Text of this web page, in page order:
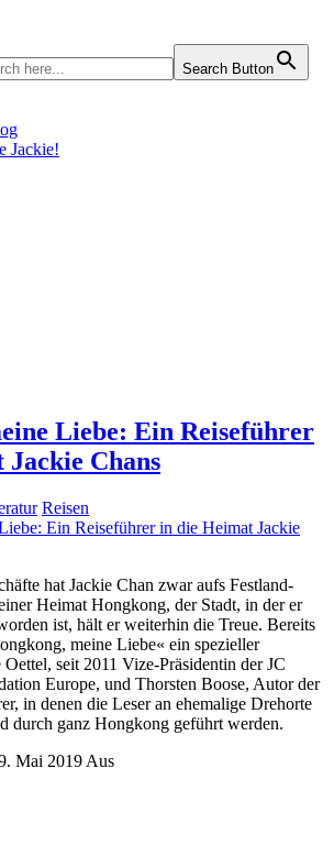
| Thorsten Boose
Search Button
Jackie!
Liebe: Ein Reiseführer
Chans
Reisen
hat Jackie Chan zwar aufs Festland-
Heimat Hongkong, der Stadt, in der er
ist, hält er weiterhin die Treue. Bereits
meine Liebe« ein spezieller
seit 2011 Vize-Präsidentin der JC
Europe, und Thorsten Boose, Autor der
in denen die Leser an ehemalige Drehorte
durch ganz Hongkong geführt werden.
Mai 2019 Aus